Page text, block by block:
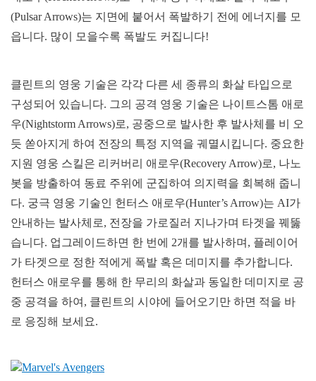
(Pulsar Arrows)는 지면에 붙어서 폭발하기 전에 에너지를 모
읍니다. 많이 모을수록 폭발도 커집니다!
클린트의 영웅 기술은 각각 다른 세 종류의 화살 타입으로
구성되어 있습니다. 그의 공격 영웅 기술은 나이트스톰 애로
우(Nightstorm Arrows)로, 공중으로 발사한 후 발사체를 비 오
듯 쏟아지게 하여 전장의 특정 지역을 궤멸시킵니다. 중요한
지원 영웅 스킬은 리커버리 애로우(Recovery Arrow)로, 나노
봇을 방출하여 동료 주위에 군집하여 의지력을 회복해 줍니
다. 궁극 영웅 기술인 헌터스 애로우(Hunter’s Arrow)는 AI가
안내하는 발사체로, 전장을 가로질러 지나가며 타겟을 꿰뚫
습니다. 업그레이드하면 한 번에 2개를 발사하며, 플레이어
가 타겟으로 정한 적에게 폭발 혹은 데미지를 추가합니다.
헌터스 애로우를 통해 한 무리의 화살과 동일한 데미지로 공
중 공격을 하여, 클린트의 시야에 들어오기만 하면 적을 바
로 응징해 보세요.